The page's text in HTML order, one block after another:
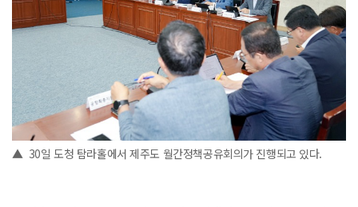
▲ 30일 도청 탐라홀에서 제주도 월간정책공유회의가 진행되고 있다.